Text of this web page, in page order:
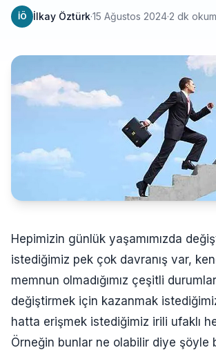
İÖ İlkay Öztürk·15 Ağustos 2024·2 dk
Hepimizin günlük yaşamımızda
istediğimiz pek çok davranış var,
memnun olmadığımız çeşitli
değiştirmek için kazanmak
hatta erişmek istediğimiz irili ufaklı
Örneğin bunlar ne olabilir diye şöyle